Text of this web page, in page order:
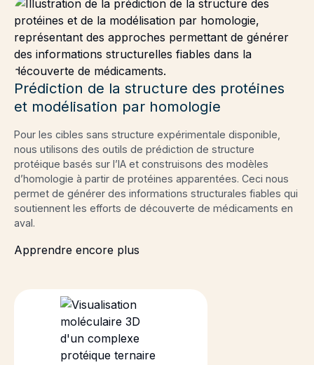
Prédiction de la structure des protéines
et modélisation par homologie
Pour les cibles sans structure expérimentale disponible,
nous utilisons des outils de prédiction de structure
protéique basés sur l’IA et construisons des modèles
d’homologie à partir de protéines apparentées. Ceci nous
permet de générer des informations structurales fiables qui
soutiennent les efforts de découverte de médicaments en
aval.
Apprendre encore plus